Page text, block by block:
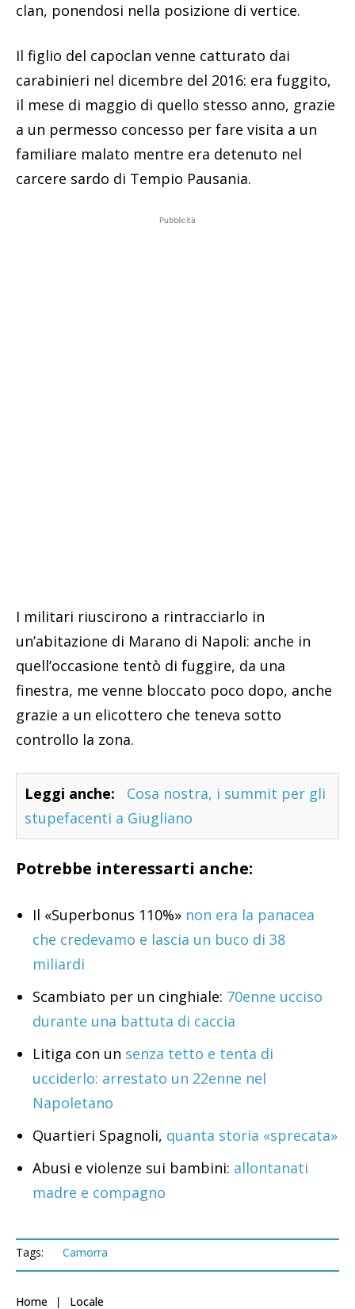
clan, ponendosi nella posizione di vertice.
Il figlio del capoclan venne catturato dai
carabinieri nel dicembre del 2016: era fuggito,
il mese di maggio di quello stesso anno, grazie
a un permesso concesso per fare visita a un
familiare malato mentre era detenuto nel
carcere sardo di Tempio Pausania.
Pubblicità
I militari riuscirono a rintracciarlo in
un’abitazione di Marano di Napoli: anche in
quell’occasione tentò di fuggire, da una
finestra, me venne bloccato poco dopo, anche
grazie a un elicottero che teneva sotto
controllo la zona.
Leggi anche:
Cosa nostra, i summit per gli
stupefacenti a Giugliano
Potrebbe interessarti anche:
Il «Superbonus 110%» non era la panacea
che credevamo e lascia un buco di 38
miliardi
Scambiato per un cinghiale: 70enne ucciso
durante una battuta di caccia
Litiga con un senza tetto e tenta di
ucciderlo: arrestato un 22enne nel
Napoletano
Quartieri Spagnoli, quanta storia «sprecata»
Abusi e violenze sui bambini: allontanati
madre e compagno
Tags: Camorra
Home Locale